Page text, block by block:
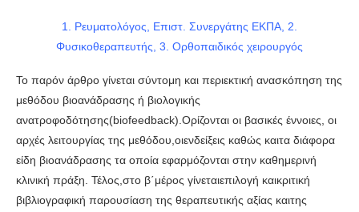
1. Ρευματολόγος, Επιστ. Συνεργάτης ΕΚΠΑ, 2.
Φυσικοθεραπευτής, 3. Ορθοπαιδικός χειρουργός
Το παρόν άρθρο γίνεται σύντομη και περιεκτική ανασκόπηση της
μεθόδου βιοανάδρασης ή βιολογικής
ανατροφοδότησης(biofeedback).Ορίζονται οι βασικές έννοιες, οι
αρχές λειτουργίας της μεθόδου,οιενδείξεις καθώς καιτα διάφορα
είδη βιοανάδρασης τα οποία εφαρμόζονται στην καθημερινή
κλινική πράξη. Τέλος,στο β΄μέρος γίνεταιεπιλογή καικριτική
βιβλιογραφική παρουσίαση της θεραπευτικής αξίας καιτης